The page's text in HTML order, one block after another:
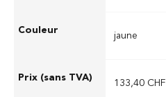
jaune
133,40 CHF